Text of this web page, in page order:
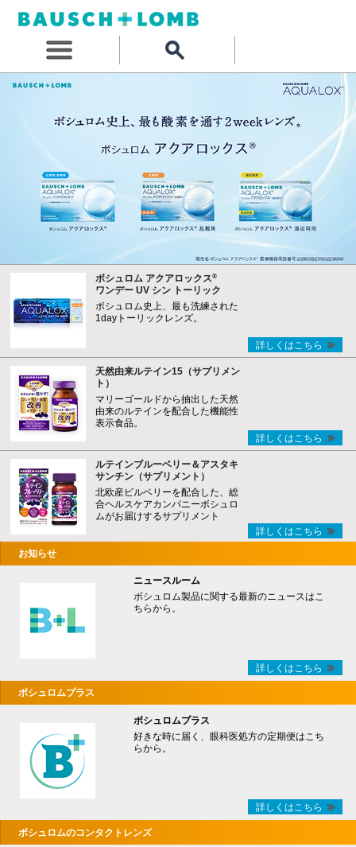
ボシュロム アクアロックス®
ワンデー UV シン トーリック
ボシュロム史上、最も洗練された
1dayトーリックレンズ。
詳しくはこちら
天然由来ルテイン15（サプリメン
ト）
マリーゴールドから抽出した天然
由来のルテインを配合した機能性
表示食品。
詳しくはこちら
ルテインブルーベリー＆アスタキ
サンチン（サプリメント）
北欧産ビルベリーを配合した、総
合ヘルスケアカンパニーボシュロ
ムがお届けするサプリメント
詳しくはこちら
お知らせ
ニュースルーム
ボシュロム製品に関する最新のニュースはこ
ちらから。
詳しくはこちら
ボシュロムプラス
ボシュロムプラス
好きな時に届く、眼科医処方の定期便はこち
らから。
詳しくはこちら
ボシュロムのコンタクトレンズ